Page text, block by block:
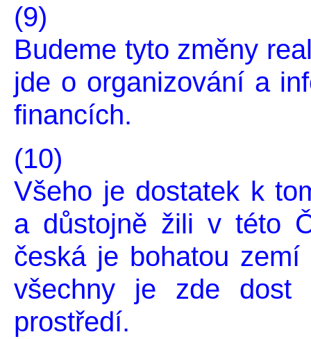
(9)
Budeme tyto změny
jde o organizování a
financích.
(10)
Všeho je dostatek k
a důstojně žili v této
česká je bohatou
všechny je zde dost
prostředí.